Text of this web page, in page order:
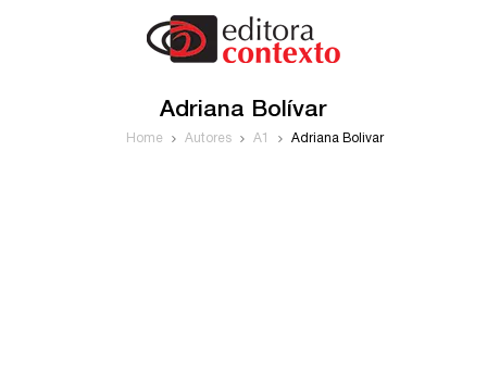
Adriana Bolívar
Home Autores A1 Adriana Bolívar